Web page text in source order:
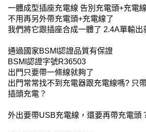
一體成型插座充電線 告別充電頭+充電
不用再另外帶充電頭+充電線了
我們將它跟插座合成一體了 2.4A單輸出
通過國家BSMI認證品質有保證
BSMI認證字號R36503
出門只要帶一條線就夠了
出門常常找不到充電器跟充電線嗎? 只
插頭充電？
外出要帶USB充電線，還要再帶充電頭